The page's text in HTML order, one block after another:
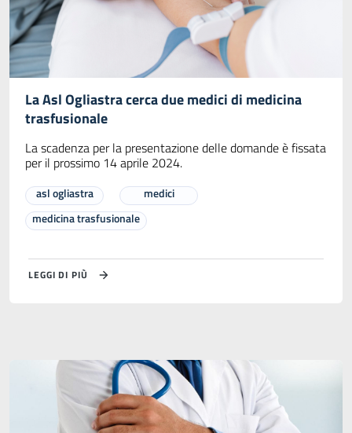
La Asl Ogliastra cerca due medici di medicina
trasfusionale
La scadenza per la presentazione delle domande è fissata
per il prossimo 14 aprile 2024.
asl ogliastra
medici
medicina trasfusionale
LEGGI DI PIÙ